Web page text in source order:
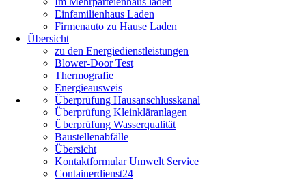
Einfamilienhaus Laden
Firmenauto zu Hause Laden
Übersicht
zu den Energiedienstleistungen
Blower-Door Test
Thermografie
Energieausweis
Überprüfung Hausanschlusskanal
Überprüfung Kleinkläranlagen
Überprüfung Wasserqualität
Baustellenabfälle
Übersicht
Kontaktformular Umwelt Service
Containerdienst24